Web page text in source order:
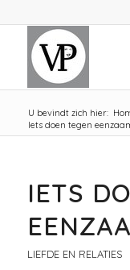
U bevindt zich hier:
Iets doen tegen
IETS
LIEFDE EN RELATIES